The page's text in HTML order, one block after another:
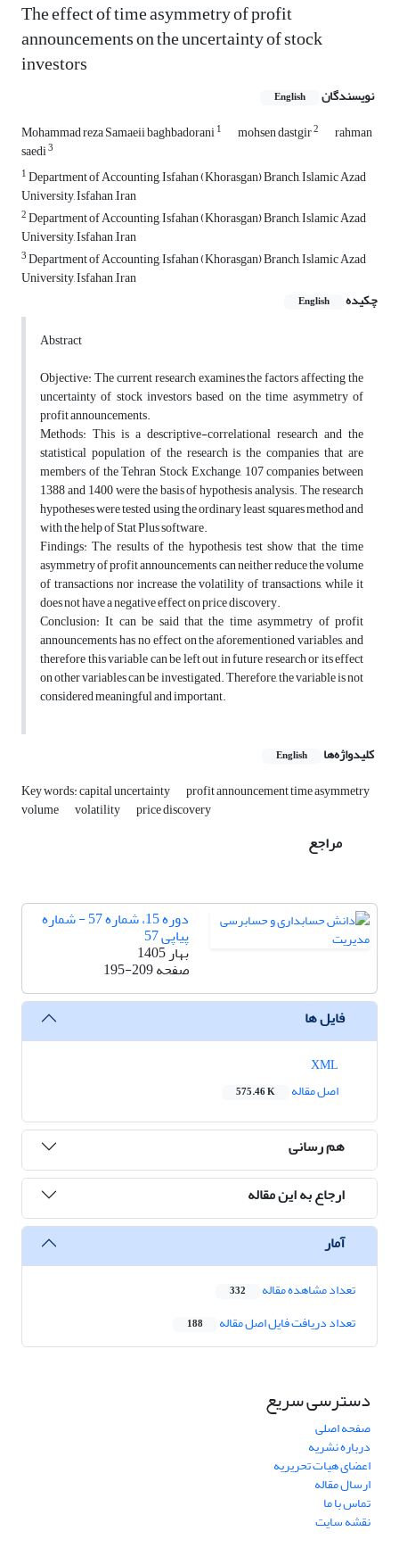
The effect of time asymmetry of profit
announcements on the uncertainty of stock
investors
نویسندگان English
Mohammad reza Samaeii baghbadorani1 mohsen dastgir2 rahman
saedi3
1Department of Accounting, Isfahan (Khorasgan) Branch, Islamic Azad
University, Isfahan ,Iran
2Department of Accounting, Isfahan (Khorasgan) Branch, Islamic Azad
University, Isfahan ,Iran
3Department of Accounting, Isfahan (Khorasgan) Branch, Islamic Azad
University, Isfahan ,Iran
چکیده
English
Abstract
Objective: The current research examines the factors affecting the
uncertainty of stock investors based on the time asymmetry of
profit announcements.
Methods: This is a descriptive-correlational research and the
statistical population of the research is the companies that are
members of the Tehran Stock Exchange, 107 companies between
1388 and 1400 were the basis of hypothesis analysis. The research
hypotheses were tested using the ordinary least squares method and
with the help of Stat Plus software.
Findings: The results of the hypothesis test show that the time
asymmetry of profit announcements can neither reduce the volume
of transactions nor increase the volatility of transactions, while it
does not have a negative effect on price discovery.
Conclusion: It can be said that the time asymmetry of profit
announcements has no effect on the aforementioned variables, and
therefore this variable can be left out in future research or its effect
on other variables can be investigated. Therefore, the variable is not
considered meaningful and important.
کلیدواژه‌ها English
Key words: capital uncertainty profit announcement time asymmetry
volume volatility price discovery
مراجع
دوره 15، شماره 57 - شماره
پیاپی 57
بهار 1405
صفحه195-209
فایل ها
اصل مقاله
575.46 K
هم رسانی
ارجاع به این مقاله
آمار
تعداد مشاهده مقاله 332
تعداد دریافت فایل اصل مقاله 188
دسترسی سریع
صفحه اصلی
درباره نشریه
اعضای هیات تحریریه
ارسال مقاله
تماس با ما
نقشه سایت